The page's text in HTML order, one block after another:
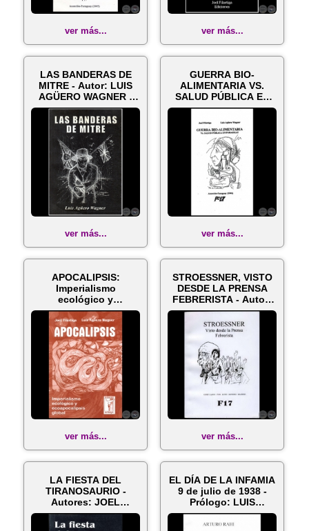
ver más... ver más...
LAS BANDERAS DE
MITRE - Autor: LUIS
AGÜERO WAGNER -
Año 2003
ver más...
GUERRA BIO-
ALIMENTARIA VS.
SALUD PÚBLICA EN
PARAGUAY - Autores:
ver más...
APOCALIPSIS:
Imperialismo
ecológico y
ecoapocalipsis global
- Aut...
ver más...
STROESSNER, VISTO
DESDE LA PRENSA
FEBRERISTA - Autor:
LUIS AGÜERO...
ver más...
LA FIESTA DEL
TIRANOSAURIO -
Autores: JOEL
FILÁRTIGA y LUIS
AGÜ...
EL DÍA DE LA INFAMIA
9 de julio de 1938 -
Prólogo: LUIS
AGÜERO WA...